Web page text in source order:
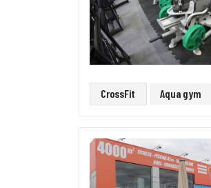
CrossFit Aqua gym